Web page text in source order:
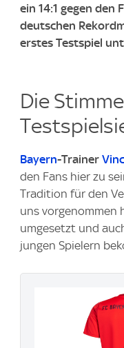
ein 14:1 gegen den
deutschen
erstes Testspiel
Die
Bayern-Trainer
den Fans hier zu
Tradition für den
uns vorgenommen
umgesetzt und
jungen Spielern